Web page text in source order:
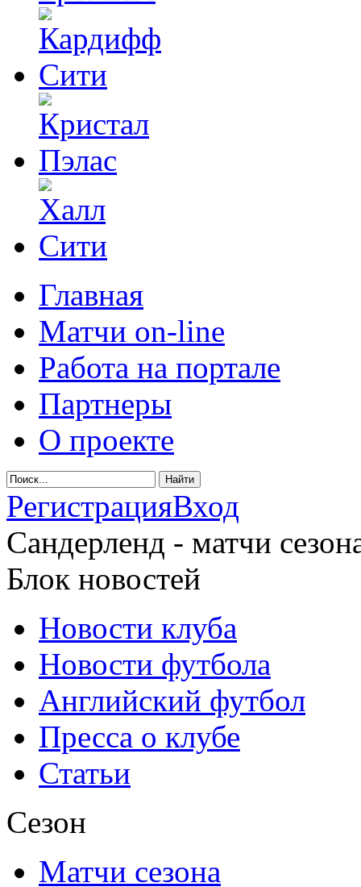
Главная
Матчи on-line
Работа на портале
Партнеры
О проекте
РегистрацияВход
Сандерленд - матчи
Блок новостей
Новости клуба
Новости футбола
Английский футбол
Пресса о клубе
Статьи
Сезон
Матчи сезона